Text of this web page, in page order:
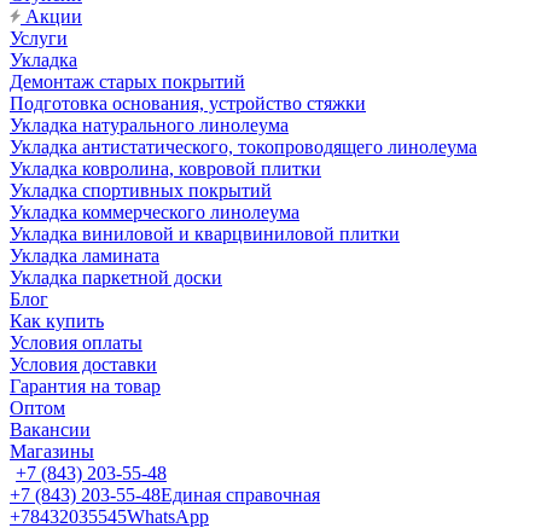
Акции
Услуги
Укладка
Демонтаж старых покрытий
Подготовка основания, устройство стяжки
Укладка натурального линолеума
Укладка антистатического, токопроводящего линолеума
Укладка ковролина, ковровой плитки
Укладка спортивных покрытий
Укладка коммерческого линолеума
Укладка виниловой и кварцвиниловой плитки
Укладка ламината
Укладка паркетной доски
Блог
Как купить
Условия оплаты
Условия доставки
Гарантия на товар
Оптом
Вакансии
Магазины
+7 (843) 203-55-48
+7 (843) 203-55-48Единая справочная
+78432035545WhatsApp